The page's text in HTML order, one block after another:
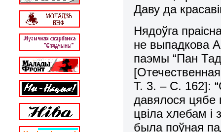
Даву да
Нядоўга
не выпадкова
паэмы “Пан
Т. 3. – С. 162]:
давялося цябе
цвіла хлебам і
была поўная